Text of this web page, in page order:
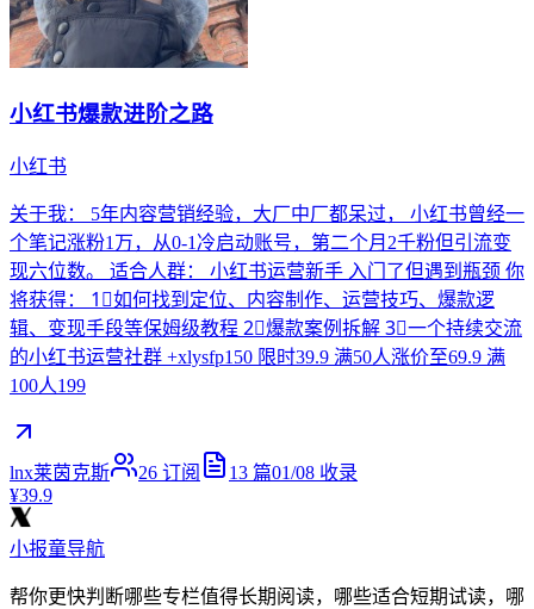
小红书爆款进阶之路
小红书
关于我： 5年内容营销经验，大厂中厂都呆过， 小红书曾经一
个笔记涨粉1万，从0-1冷启动账号，第二个月2千粉但引流变
现六位数。 适合人群： 小红书运营新手 入门了但遇到瓶颈 你
将获得： 1⃣️如何找到定位、内容制作、运营技巧、爆款逻
辑、变现手段等保姆级教程 2⃣️爆款案例拆解 3⃣️一个持续交流
的小红书运营社群 +xlysfp150 限时39.9 满50人涨价至69.9 满
100人199
lnx莱茵克斯 26 订阅 13 篇01/08 收录
¥39.9
小报童导航
帮你更快判断哪些专栏值得长期阅读，哪些适合短期试读，哪